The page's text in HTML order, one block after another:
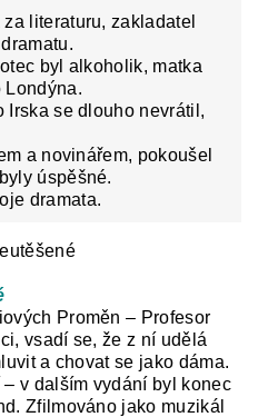
literaturu, zakladatel
byl alkoholik, matka
Londýna.
Irska se dlouho nevrátil,
a novinářem, pokoušel
úspěšné.
dramata.
Proměn – Profesor
vsadí se, že z ní udělá
a chovat se jako dáma.
v dalším vydání byl konec
Zfilmováno jako muzikál